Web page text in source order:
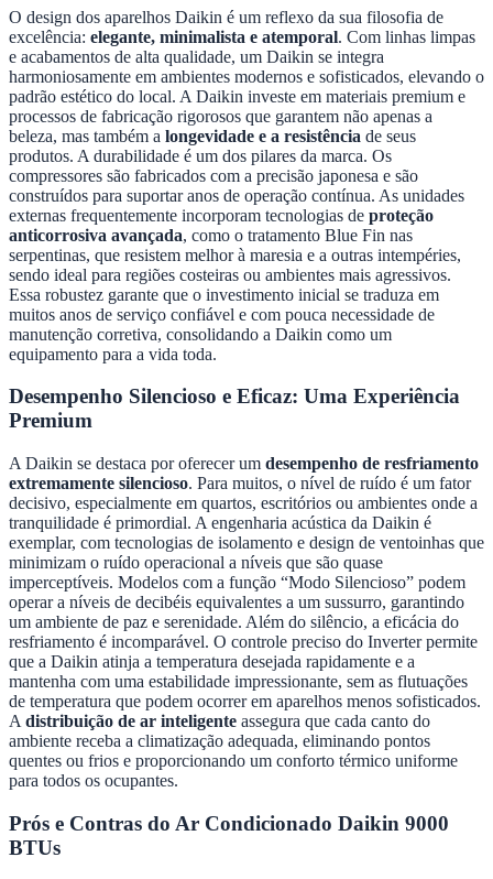
O design dos aparelhos Daikin é um reflexo da sua filosofia de
excelência: elegante, minimalista e atemporal. Com linhas limpas
e acabamentos de alta qualidade, um Daikin se integra
harmoniosamente em ambientes modernos e sofisticados, elevando o
padrão estético do local. A Daikin investe em materiais premium e
processos de fabricação rigorosos que garantem não apenas a
beleza, mas também a longevidade e a resistência de seus
produtos. A durabilidade é um dos pilares da marca. Os
compressores são fabricados com a precisão japonesa e são
construídos para suportar anos de operação contínua. As unidades
externas frequentemente incorporam tecnologias de proteção
anticorrosiva avançada, como o tratamento Blue Fin nas
serpentinas, que resistem melhor à maresia e a outras intempéries,
sendo ideal para regiões costeiras ou ambientes mais agressivos.
Essa robustez garante que o investimento inicial se traduza em
muitos anos de serviço confiável e com pouca necessidade de
manutenção corretiva, consolidando a Daikin como um
equipamento para a vida toda.
Desempenho Silencioso e Eficaz: Uma Experiência
Premium
A Daikin se destaca por oferecer um desempenho de resfriamento
extremamente silencioso. Para muitos, o nível de ruído é um fator
decisivo, especialmente em quartos, escritórios ou ambientes onde a
tranquilidade é primordial. A engenharia acústica da Daikin é
exemplar, com tecnologias de isolamento e design de ventoinhas que
minimizam o ruído operacional a níveis que são quase
imperceptíveis. Modelos com a função “Modo Silencioso” podem
operar a níveis de decibéis equivalentes a um sussurro, garantindo
um ambiente de paz e serenidade. Além do silêncio, a eficácia do
resfriamento é incomparável. O controle preciso do Inverter permite
que a Daikin atinja a temperatura desejada rapidamente e a
mantenha com uma estabilidade impressionante, sem as flutuações
de temperatura que podem ocorrer em aparelhos menos sofisticados.
A distribuição de ar inteligente assegura que cada canto do
ambiente receba a climatização adequada, eliminando pontos
quentes ou frios e proporcionando um conforto térmico uniforme
para todos os ocupantes.
Prós e Contras do Ar Condicionado Daikin 9000
BTUs